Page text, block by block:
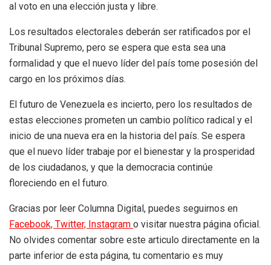
al voto en una elección justa y libre.
Los resultados electorales deberán ser ratificados por el
Tribunal Supremo, pero se espera que esta sea una
formalidad y que el nuevo líder del país tome posesión del
cargo en los próximos días.
El futuro de Venezuela es incierto, pero los resultados de
estas elecciones prometen un cambio político radical y el
inicio de una nueva era en la historia del país. Se espera
que el nuevo líder trabaje por el bienestar y la prosperidad
de los ciudadanos, y que la democracia continúe
floreciendo en el futuro.
Gracias por leer Columna Digital, puedes seguirnos en
Facebook, Twitter, Instagram o visitar nuestra página oficial.
No olvides comentar sobre este articulo directamente en la
parte inferior de esta página, tu comentario es muy